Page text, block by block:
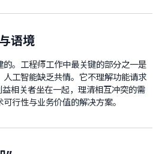
语境
。工程师工作中最关键的部分之一是
人工智能缺乏共情。它不理解功能请求
相关者坐在一起，理清相互冲突的需
行性与业务价值的解决方案。